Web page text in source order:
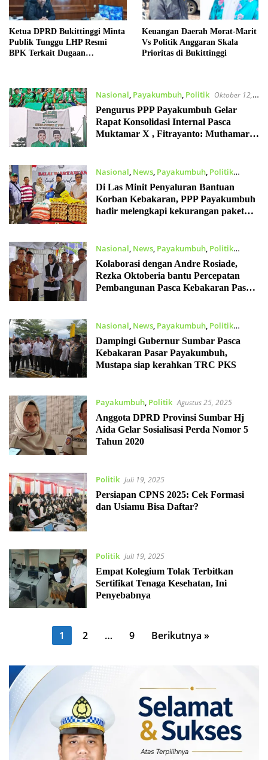
Ketua DPRD Bukittinggi Minta
Publik Tunggu LHP Resmi
BPK Terkait Dugaan
Keuangan Daerah Morat-Marit
Vs Politik Anggaran Skala
Prioritas di Bukittinggi
Nasional, Payakumbuh, Politik Oktober 12,
2025
Pengurus PPP Payakumbuh Gelar
Rapat Konsolidasi Internal Pasca
Muktamar X , Fitrayanto: Muthamar X
Nasional, News, Payakumbuh, Politik
September 15, 2025
Di Las Minit Penyaluran Bantuan
Korban Kebakaran, PPP Payakumbuh
hadir melengkapi kekurangan paket
Nasional, News, Payakumbuh, Politik
September 8, 2025
Kolaborasi dengan Andre Rosiade,
Rezka Oktoberia bantu Percepatan
Pembangunan Pasca Kebakaran Pasar
Nasional News, Payakumbuh, Politik
Agustus 29, 2025
Dampingi Gubernur Sumbar Pasca
Kebakaran Pasar Payakumbuh,
Mustapa siap kerahkan TRC PKS
Payakumbuh, Politik Agustus 25, 2025
Anggota DPRD Provinsi Sumbar Hj
Aida Gelar Sosialisasi Perda Nomor 5
Tahun 2020
Politik Juli 19, 2025
Persiapan CPNS 2025: Cek Formasi
dan Usiamu Bisa Daftar?
Politik Juli 19, 2025
Empat Kolegium Tolak Terbitkan
Sertifikat Tenaga Kesehatan, Ini
Penyebabnya
1 2 … 9 Berikutnya »